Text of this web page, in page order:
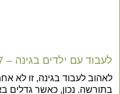
לעבוד עם ילדים בגינה – 7 טיפים קלים
לאהוב לעבוד בגינה, זו לא
בתורשה. נכון, כאשר גדלים